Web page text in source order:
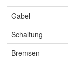
Gabel
Schaltung
Bremsen